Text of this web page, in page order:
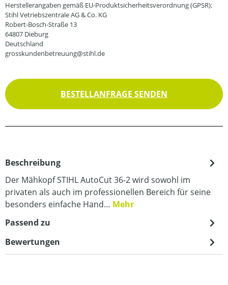
Herstellerangaben gemäß EU-Produktsicherheitsverordnung (GPSR):
Stihl Vetriebszentrale AG & Co. KG
Robert-Bosch-Straße 13
64807 Dieburg
Deutschland
grosskundenbetreuung@stihl.de
BESTELLANFRAGE SENDEN
Beschreibung
Der Mähkopf STIHL AutoCut 36-2 wird sowohl im
privaten als auch im professionellen Bereich für seine
besonders einfache Hand… Mehr
Passend zu
Bewertungen